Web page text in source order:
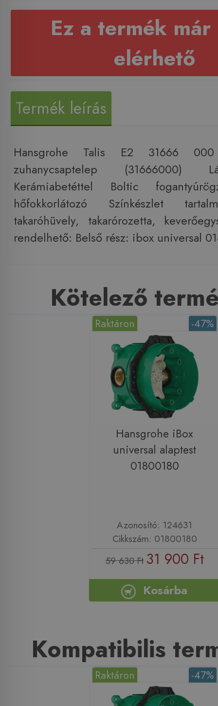
Ez a termék már
elérhető
Termék leírás
Hansgrohe Talis E2 31666
zuhanycsaptelep (31666000)
Kerámiabetéttel Boltic
hőfokkorlátozó Színkészlet
takaróhüvely, takarórozetta,
rendelhető: Belső rész: ibox universal
Kötelező
-47%
Raktáron
Hansgrohe iBox
universal alaptest
01800180
Azonosító: 124631
Cikkszám: 01800180
59 630 Ft 31 900 Ft
Kosárba
Kompatibilis
-47%
Raktáron